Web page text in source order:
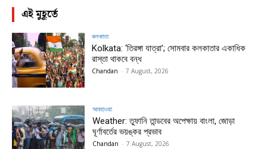
এই মুহূর্তে
কলকাতা
Kolkata: ‘তিরঙ্গা যাত্রা’; সোমবার কলকাতার একাধিক
রাস্তা থাকবে বন্ধ
Chandan - 7 August, 2026
আবহাওয়া
Weather: তুফানি তান্ডবের অপেক্ষায় বাংলা, জোড়া
ঘূর্ণাবর্তের ভয়ঙ্কর প্রভাব
Chandan - 7 August, 2026